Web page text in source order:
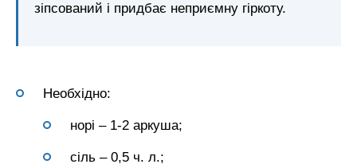
зіпсований і придбає неприємну гіркоту.
Необхідно:
норі – 1-2 аркуша;
сіль – 0,5 ч. л.;